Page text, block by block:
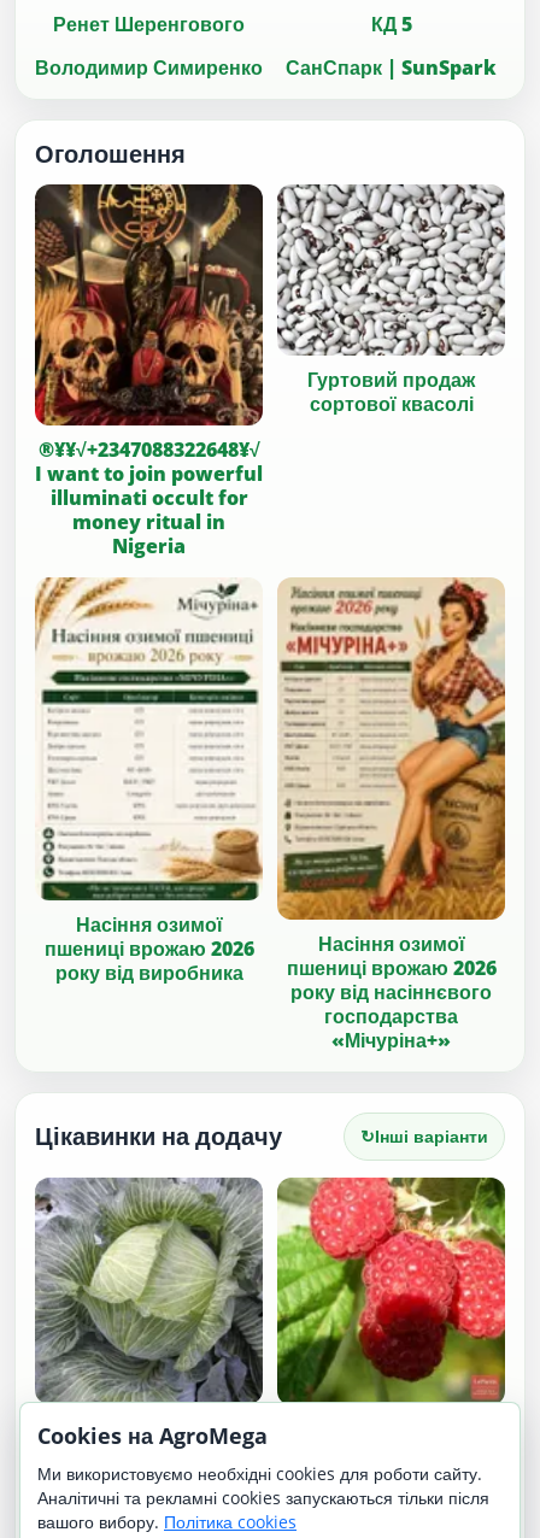
Ренет Шеренгового
КД 5
Володимир Симиренко
СанСпарк | SunSpark
Оголошення
®¥¥√+2347088322648¥√
I want to join powerful
illuminati occult for
money ritual in
Nigeria
Гуртовий продаж
сортової квасолі
Насіння озимої
пшениці врожаю 2026
року від виробника
Насіння озимої
пшениці врожаю 2026
року від насіннєвого
господарства
«Мічуріна+»
Цікавинки на додачу ↻Інші варіанти
Бартон F1 / Burton F1
Cookies на AgroMega
Ми використовуємо необхідні cookies для роботи сайту.
Аналітичні та рекламні cookies запускаються тільки після
вашого вибору. Політика cookies